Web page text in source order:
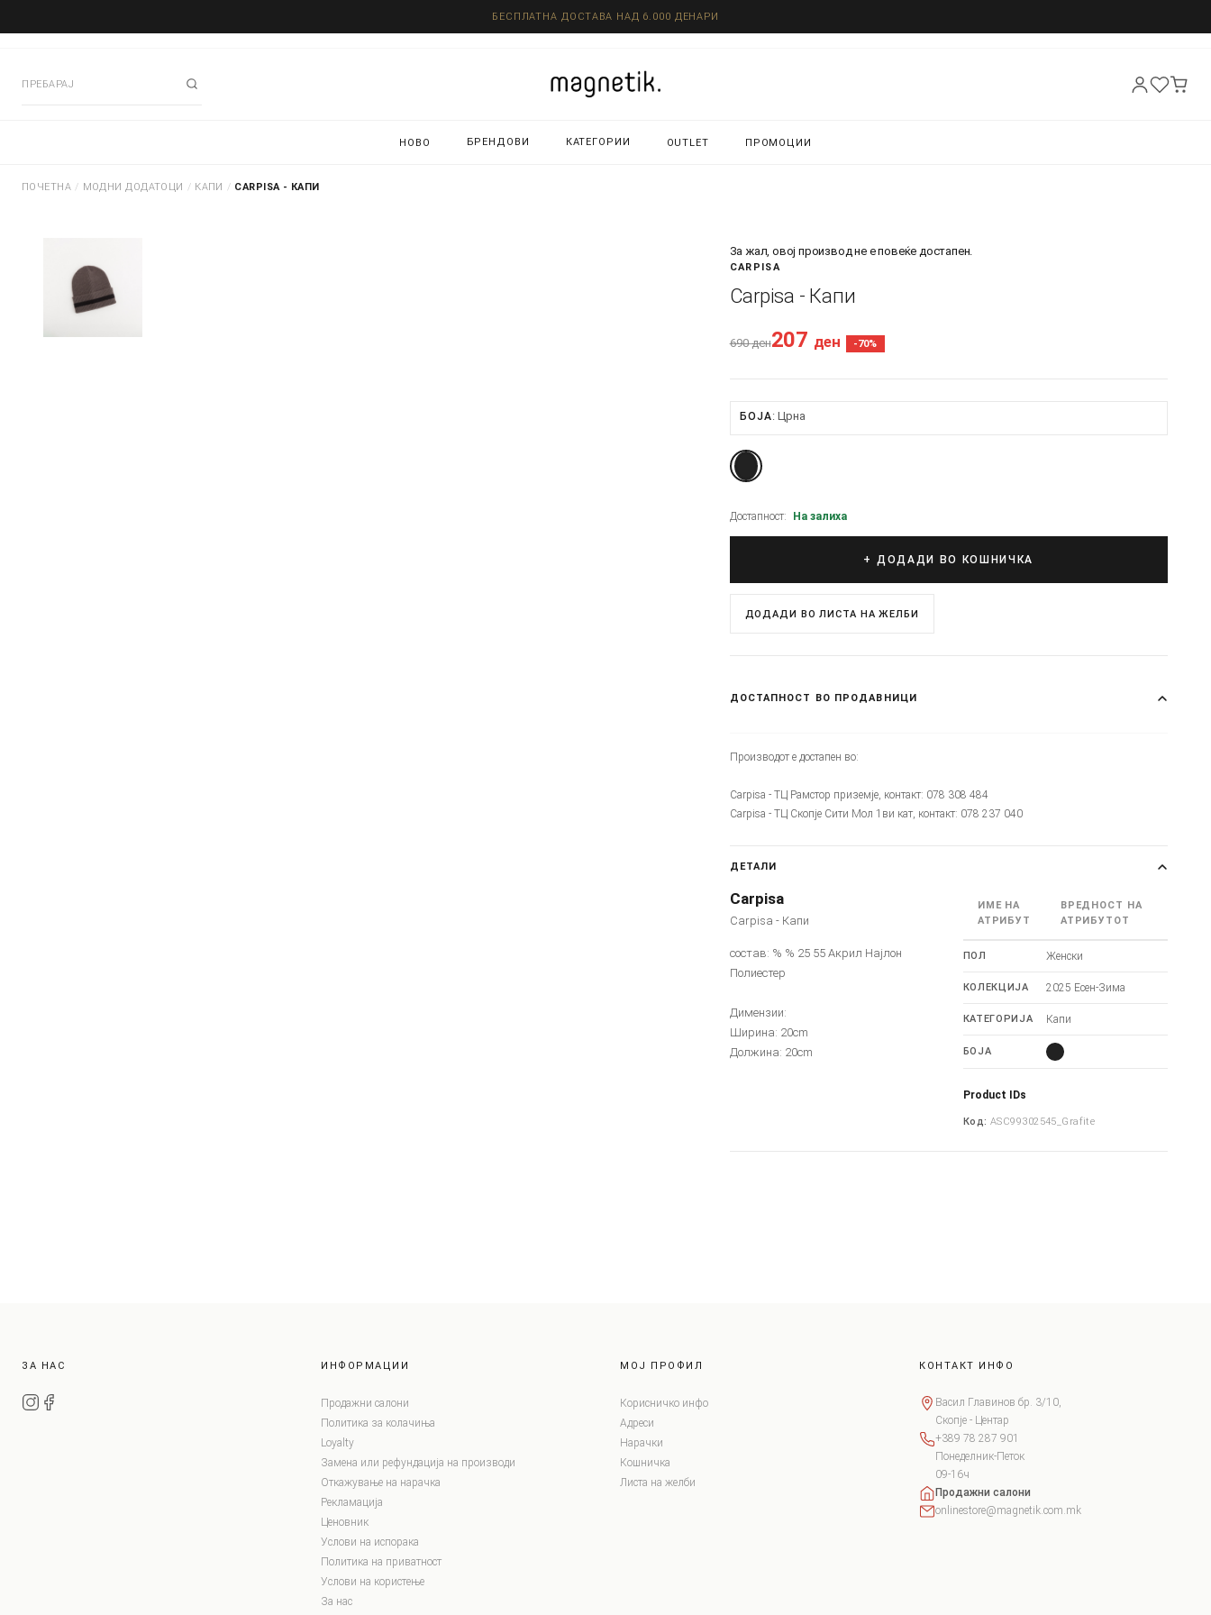
БЕСПЛАТНА ДОСТАВА НАД 6.000 ДЕНАРИ
НОВО БРЕНДОВИ КАТЕГОРИИ OUTLET ПРОМОЦИИ
ПОЧЕТНА / МОДНИ ДОДАТОЦИ / КАПИ / CARPISA - КАПИ
За жал, овој производ не е повеќе достапен.
CARPISA
Carpisa - Капи
690ден207 ден -70%
БОЈА Црна
Достапност: На залиха
+ ДОДАДИ ВО КОШНИЧКА
ДОДАДИ ВО ЛИСТА НА ЖЕЛБИ
ДОСТАПНОСТ ВО ПРОДАВНИЦИ
Производот е достапен во:
Carpisa - ТЦ Рамстор приземје, контакт: 078 308 484
Carpisa - ТЦ Скопје Сити Мол 1ви кат, контакт: 078 237 040
ДЕТАЛИ
Carpisa
Carpisa - Капи
состав: % % 25 55 Акрил Најлон
Полиестер
Димензии:
Ширина: 20cm
Должина: 20cm
ИМЕ НА
АТРИБУТ
ВРЕДНОСТ НА
АТРИБУТОТ
ПОЛ Женски
КОЛЕКЦИЈА 2025 Есен-Зима
КАТЕГОРИЈА Капи
БОЈА
Product IDs
Код: ASC99302545_Grafite
ЗА НАС ИНФОРМАЦИИ
Продажни салони
Политика за колачиња
Loyalty
Замена или рефундација на производи
Откажување на нарачка
Рекламација
Ценовник
Услови на испорака
Политика на приватност
Услови на користење
За нас
МОЈ ПРОФИЛ
Корисничко инфо
Адреси
Нарачки
Кошничка
Листа на желби
КОНТАКТ ИНФО
Васил Главинов бр. 3/10,
Скопје - Центар
+389 78 287 901
Понеделник-Петок
09-16ч
Продажни салони
onlinestore@magnetik.com.mk